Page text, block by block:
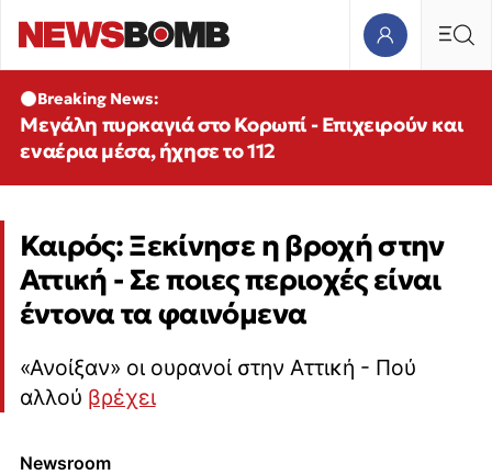
Breaking News:
Μεγάλη πυρκαγιά στο Κορωπί - Επιχειρούν και
εναέρια μέσα, ήχησε το 112
Καιρός: Ξεκίνησε η βροχή στην
Αττική - Σε ποιες περιοχές είναι
έντονα τα φαινόμενα
«Ανοίξαν» οι ουρανοί στην Αττική - Πού
αλλού βρέχει
Newsroom